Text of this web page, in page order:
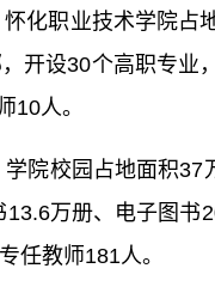
化职业技术学院占
开设30个高职专业
10人。
院校园占地面积
万册、电子图
任教师181人。